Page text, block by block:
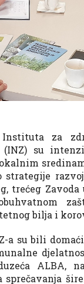
Instituta za
(INZ) su
strategije
trećeg
bilja i
a su bili
ALBA,
sprečavanja